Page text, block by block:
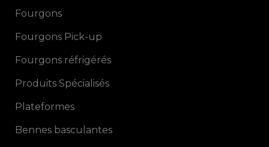
Fourgons
Fourgons Pick-up
Fourgons réfrigérés
Produits Spécialisés
Plateformes
Bennes basculantes